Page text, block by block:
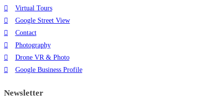
Virtual Tours
Google Street View
Contact
Photography
Drone VR & Photo
Google Business Profile
Newsletter